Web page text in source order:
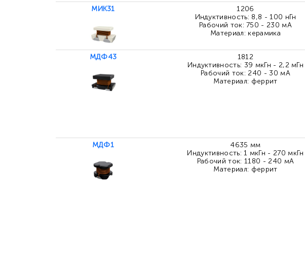
МИК31
1206
Индуктивность: 8,8 - 100 нГн
Рабочий ток: 750 - 230 мА
Материал: керамика
МДФ43
1812
Индуктивность: 39 мкГн - 2,2 мГн
Рабочий ток: 240 - 30 мА
Материал: феррит
МДФ1
4635 мм
Индуктивность: 1 мкГн - 270 мкГн
Рабочий ток: 1180 - 240 мА
Материал: феррит